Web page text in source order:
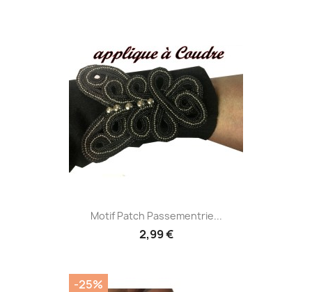
Motif Patch Passementrie...
2,99 €
-25%